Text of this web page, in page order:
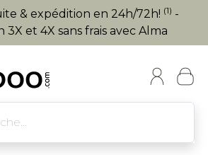
& expédition en 24h/72h! (1) -
3X et 4X sans frais avec Alma